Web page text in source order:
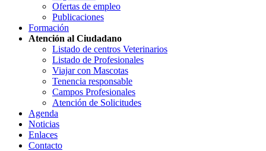
Ofertas de empleo
Publicaciones
Formación
Atención al Ciudadano
Listado de centros Veterinarios
Listado de Profesionales
Viajar con Mascotas
Tenencia responsable
Campos Profesionales
Atención de Solicitudes
Agenda
Noticias
Enlaces
Contacto